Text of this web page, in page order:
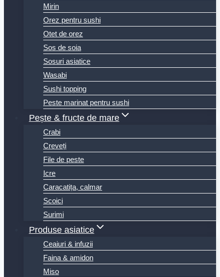
Mirin
Orez pentru sushi
Otet de orez
Sos de soia
Sosuri asiatice
Wasabi
Sushi topping
Peste marinat pentru sushi
Pește & fructe de mare
Crabi
Creveți
File de peste
Icre
Caracatița, calmar
Scoici
Surimi
Produse asiatice
Ceaiuri & infuzii
Faina & amidon
Miso